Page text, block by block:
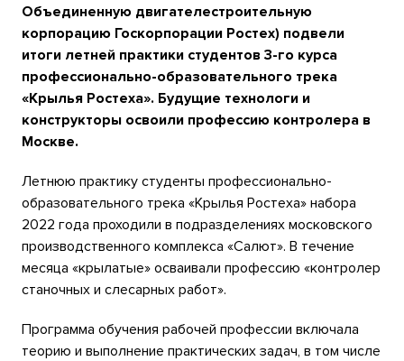
Объединенную двигателестроительную
корпорацию Госкорпорации Ростех) подвели
итоги летней практики студентов 3-го курса
профессионально-образовательного трека
«Крылья Ростеха». Будущие технологи и
конструкторы освоили профессию контролера в
Москве.
Летнюю практику студенты профессионально-
образовательного трека «Крылья Ростеха» набора
2022 года проходили в подразделениях московского
производственного комплекса «Салют». В течение
месяца «крылатые» осваивали профессию «контролер
станочных и слесарных работ».
Программа обучения рабочей профессии включала
теорию и выполнение практических задач, в том числе